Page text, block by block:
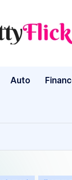
W
ty
ic
k:
WittyFlick:
Tech
Auto